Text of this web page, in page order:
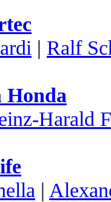
| Ralf
Honda
Harald
|